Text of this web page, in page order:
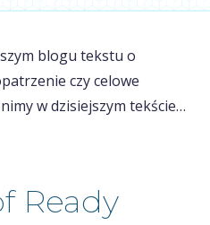
blogu tekstu o
czy celowe
w dzisiejszym tekście…
Ready